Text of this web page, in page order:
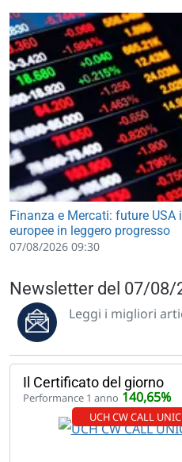
Finanza e Mercati: future USA
europee in leggero progresso
07/08/2026 09:30
Newsletter del 07/08/
Leggi i migliori
Il Certificato del giorno
Performance 1 anno 140,65%
UCH CW CALL